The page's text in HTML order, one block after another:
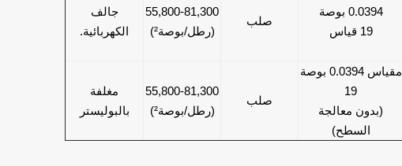
0.0394 بوصة
19 قياس
صلب
55,800-81,300
(رطل/بوصة²)
جالف
الكهربائية.
مقياس 0.0394 بوصة
19
(بدون معالجة
السطح)
صلب
55,800-81,300
(رطل/بوصة²)
مغلفة
بالبوليستر